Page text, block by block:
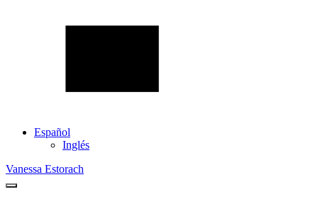
Español
Inglés
Vanessa Estorach